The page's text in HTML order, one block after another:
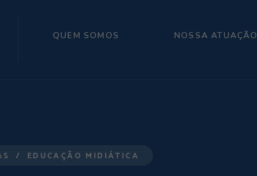
QUEM SOMOS NOSSA ATUAÇÃO
EDUCAÇÃO MIDIÁTICA